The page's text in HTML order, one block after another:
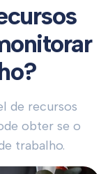
de recursos
obter se o
trabalho.